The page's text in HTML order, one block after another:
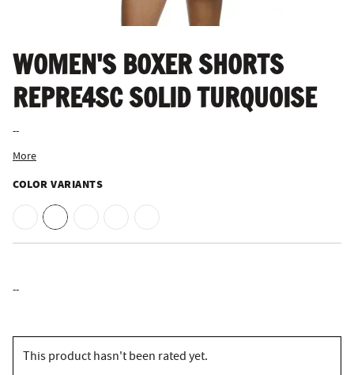
WOMEN'S BOXER SHORTS
REPRE4SC SOLID TURQUOISE
--
More
COLOR VARIANTS
--
This product hasn't been rated yet.